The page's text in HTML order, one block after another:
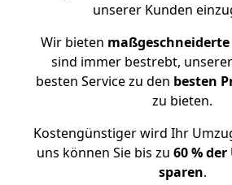
unserer Kunden
Wir bieten
sind immer bestrebt,
besten Service zu den besten
zu bieten.
Kostengünstiger wird Ihr
uns können Sie bis zu 60 %
sparen.